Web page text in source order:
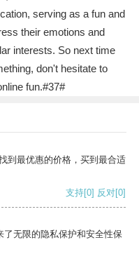
serving as a fun and
their emotions and
interests. So next time
don't hesitate to
fun.#37#
到最优惠的价格，买到最合适
支持[0] 反对[0]
无限的隐私保护和安全性保